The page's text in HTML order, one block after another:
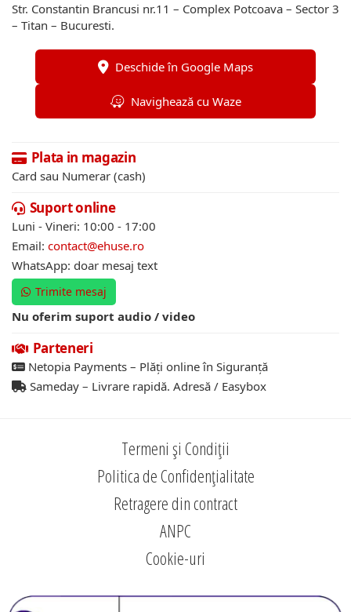
Str. Constantin Brancusi nr.11 – Complex Potcoava – Sector 3
– Titan – Bucuresti.
Deschide în Google Maps
Navighează cu Waze
Plata in magazin
Card sau Numerar (cash)
Suport online
Luni - Vineri: 10:00 - 17:00
Email: contact@ehuse.ro
WhatsApp: doar mesaj text
Trimite mesaj
Nu oferim suport audio / video
Parteneri
Netopia Payments – Plăți online în Siguranță
Sameday – Livrare rapidă. Adresă / Easybox
Termeni și Condiții
Politica de Confidențialitate
Retragere din contract
ANPC
Cookie-uri